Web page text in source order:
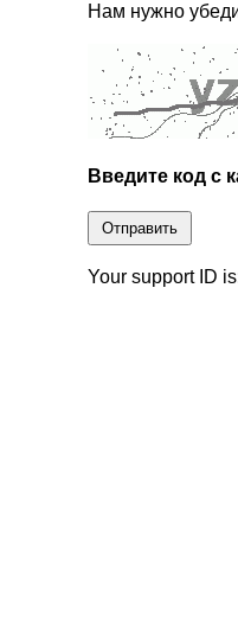
Нам нужно
Введите код с
Отправить
Your support ID